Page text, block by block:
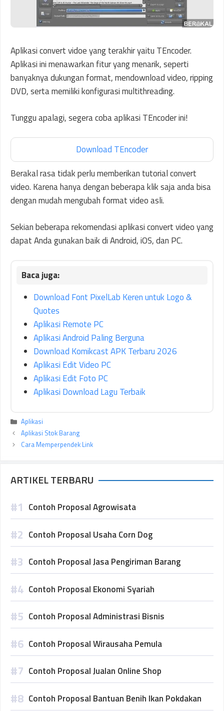
Aplikasi convert vidoe yang terakhir yaitu TEncoder.
Aplikasi ini menawarkan fitur yang menarik, seperti
banyaknya dukungan format, mendownload video, ripping
DVD, serta memiliki konfigurasi multithreading.
Tunggu apalagi, segera coba aplikasi TEncoder ini!
Download TEncoder
Berakal rasa tidak perlu memberikan tutorial convert
video. Karena hanya dengan beberapa klik saja anda bisa
dengan mudah mengubah format video asli.
Sekian beberapa rekomendasi aplikasi convert video yang
dapat Anda gunakan baik di Android, iOS, dan PC.
Download Font PixelLab Keren untuk Logo &
Quotes
Aplikasi Remote PC
Aplikasi Android Paling Berguna
Download Komikcast APK Terbaru 2026
Aplikasi Edit Video PC
Aplikasi Edit Foto PC
Aplikasi Download Lagu Terbaik
Kategori
Aplikasi
Aplikasi Stok Barang
Cara Memperpendek Link
ARTIKEL TERBARU
Contoh Proposal Agrowisata
Contoh Proposal Usaha Corn Dog
Contoh Proposal Jasa Pengiriman Barang
Contoh Proposal Ekonomi Syariah
Contoh Proposal Administrasi Bisnis
Contoh Proposal Wirausaha Pemula
Contoh Proposal Jualan Online Shop
Contoh Proposal Bantuan Benih Ikan Pokdakan